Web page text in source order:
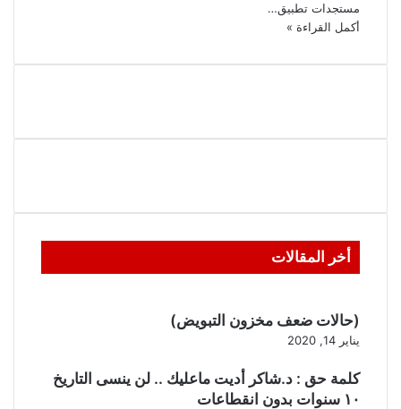
مستجدات تطبيق…
أكمل القراءة »
أخر المقالات
(حالات ضعف مخزون التبويض)
يناير 14, 2020
كلمة حق : د.شاكر أديت ماعليك .. لن ينسى التاريخ
١٠ سنوات بدون انقطاعات